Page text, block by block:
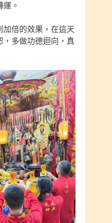
。
加倍的效果，在這天
，多做功德迴向，真